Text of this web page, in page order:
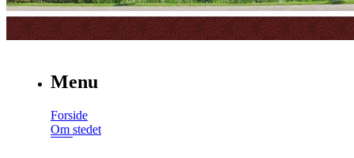
Menu
Forside
Om stedet